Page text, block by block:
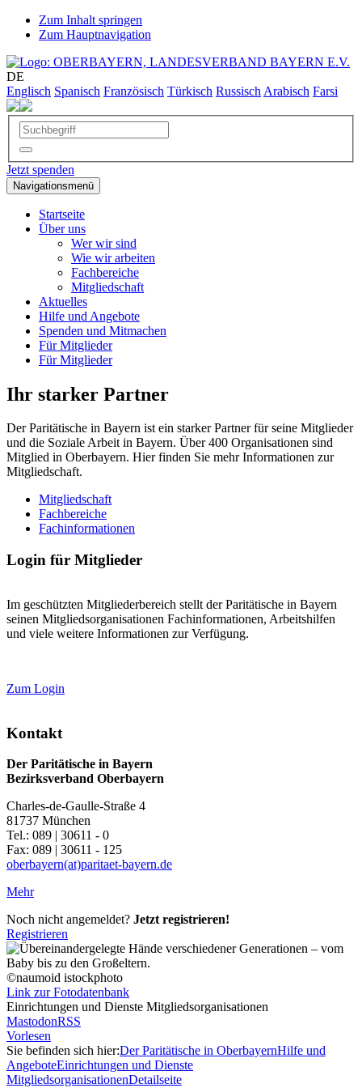
Zum Inhalt springen
Zum Hauptnavigation
DE
Englisch Spanisch Französisch Türkisch Russisch Arabisch Farsi
Jetzt spenden
Navigationsmenü
Startseite
Über uns
Wer wir sind
Wie wir arbeiten
Fachbereiche
Mitgliedschaft
Aktuelles
Hilfe und Angebote
Spenden und Mitmachen
Für Mitglieder
Für Mitglieder
Ihr starker Partner
Der Paritätische in Bayern ist ein starker Partner für seine Mitglieder
und die Soziale Arbeit in Bayern. Über 400 Organisationen sind
Mitglied in Oberbayern. Hier finden Sie mehr Informationen zur
Mitgliedschaft.
Mitgliedschaft
Fachbereiche
Fachinformationen
Login für Mitglieder
Im geschützten Mitgliederbereich stellt der Paritätische in Bayern
seinen Mitgliedsorganisationen Fachinformationen, Arbeitshilfen
und viele weitere Informationen zur Verfügung.
Zum Login
Kontakt
Der Paritätische in Bayern
Bezirksverband Oberbayern
Charles-de-Gaulle-Straße 4
81737 München
Tel.: 089 | 30611 - 0
Fax: 089 | 30611 - 125
oberbayern(at)paritaet-bayern.de
Mehr
Noch nicht angemeldet? Jetzt registrieren!
Registrieren
©naumoid istockphoto
Link zur Fotodatenbank
Einrichtungen und Dienste Mitgliedsorganisationen
MastodonRSS
Vorlesen
Sie befinden sich hier:Der Paritätische in OberbayernHilfe und
AngeboteEinrichtungen und Dienste
MitgliedsorganisationenDetailseite